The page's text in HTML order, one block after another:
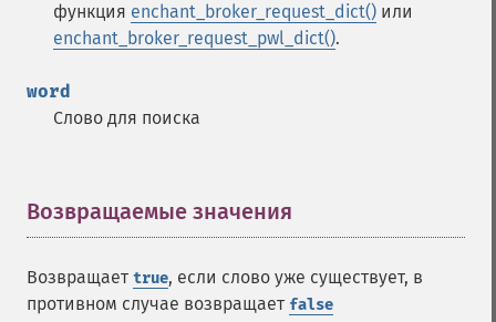
функция enchant_broker_request_dict() или
enchant_broker_request_pwl_dict().
word
Слово для поиска
Возвращаемые значения
Возвращает true, если слово уже существует, в
противном случае возвращает false